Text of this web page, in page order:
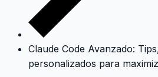
Claude Code Avanzado:
personalizados para